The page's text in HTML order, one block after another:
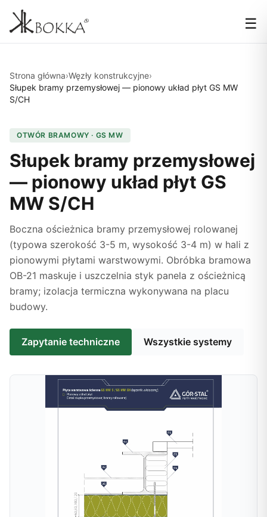
☰
Strona główna›Węzły konstrukcyjne›
Słupek bramy przemysłowej — pionowy układ płyt GS MW
S/CH
OTWÓR BRAMOWY · GS MW
Słupek bramy przemysłowej
— pionowy układ płyt GS
MW S/CH
Boczna ościeżnica bramy przemysłowej rolowanej
(typowa szerokość 3-5 m, wysokość 3-4 m) w hali z
pionowymi płytami warstwowymi. Obróbka bramowa
OB-21 maskuje i uszczelnia styk panela z ościeżnicą
bramy; izolacja termiczna wykonywana na placu
budowy.
Zapytanie techniczne Wszystkie systemy